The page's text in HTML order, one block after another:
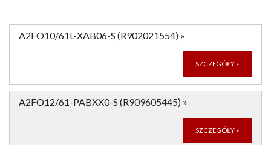
A2FO10/61L-XAB06-S (R902021554) »
SZCZEGÓŁY »
A2FO12/61-PABXX0-S (R909605445) »
SZCZEGÓŁY »